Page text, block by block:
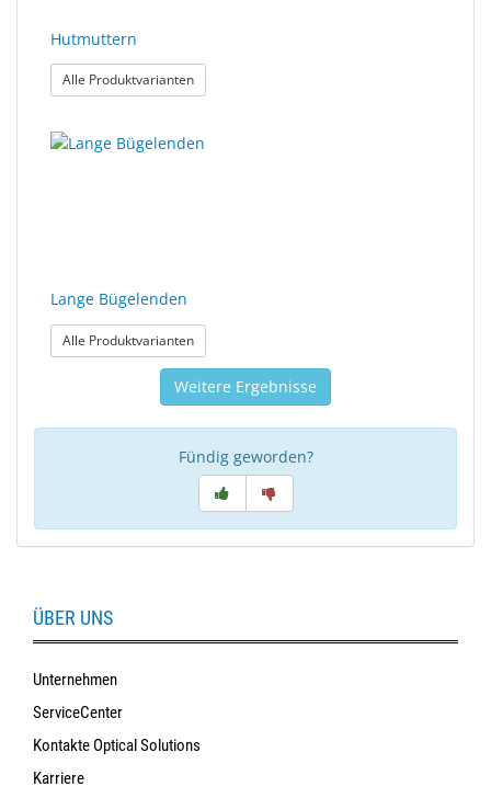
Hutmuttern
Alle Produktvarianten: Hutmuttern
Lange Bügelenden
Alle Produktvarianten: Lange Bügelenden
Weitere Ergebnisse
Fündig geworden?
ÜBER UNS
Unternehmen
ServiceCenter
Kontakte Optical Solutions
Karriere